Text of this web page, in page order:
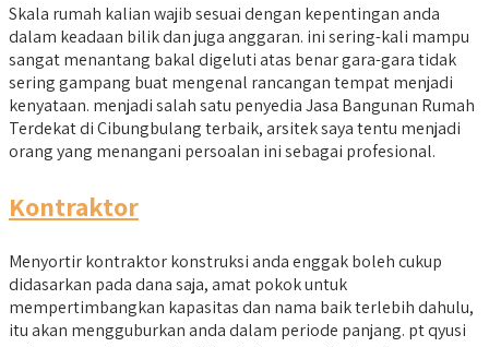
Skala rumah kalian wajib sesuai dengan kepentingan anda
dalam keadaan bilik dan juga anggaran. ini sering-kali mampu
sangat menantang bakal digeluti atas benar gara-gara tidak
sering gampang buat mengenal rancangan tempat menjadi
kenyataan. menjadi salah satu penyedia Jasa Bangunan Rumah
Terdekat di Cibungbulang terbaik, arsitek saya tentu menjadi
orang yang menangani persoalan ini sebagai profesional.
Kontraktor
Menyortir kontraktor konstruksi anda enggak boleh cukup
didasarkan pada dana saja, amat pokok untuk
mempertimbangkan kapasitas dan nama baik terlebih dahulu,
itu akan mengguburkan anda dalam periode panjang. pt qyusi